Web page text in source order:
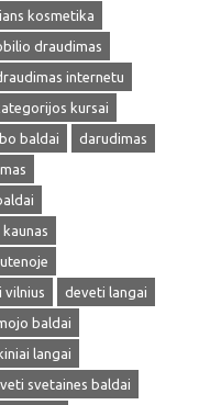
kosmetika
draudimas
internetu
kursai
baldai
darudimas
vilnius
deveti langai
baldai
langai
svetaines baldai